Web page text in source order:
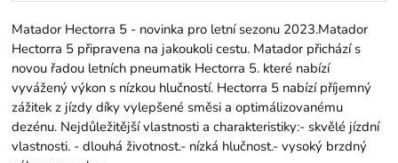
Matador Hectorra 5 - novinka pro letní sezonu 2023.Matador
Hectorra 5 připravena na jakoukoli cestu. Matador přichází s
novou řadou letních pneumatik Hectorra 5. které nabízí
vyvážený výkon s nízkou hlučností. Hectorra 5 nabízí příjemný
zážitek z jízdy díky vylepšené směsi a optimálizovanému
dezénu. Nejdůležitější vlastnosti a charakteristiky:- skvělé jízdní
vlastnosti. - dlouhá životnost.- nízká hlučnost.- vysoký brzdný